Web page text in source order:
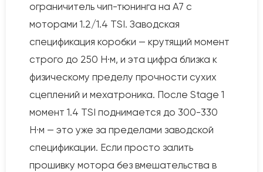
ограничитель чип-тюнинга на A7 с
моторами 1.2/1.4 TSI. Заводская
спецификация коробки — крутящий момент
строго до 250 Н·м, и эта цифра близка к
физическому пределу прочности сухих
сцеплений и мехатроника. После Stage 1
момент 1.4 TSI поднимается до 300-330
Н·м — это уже за пределами заводской
спецификации. Если просто залить
прошивку мотора без вмешательства в